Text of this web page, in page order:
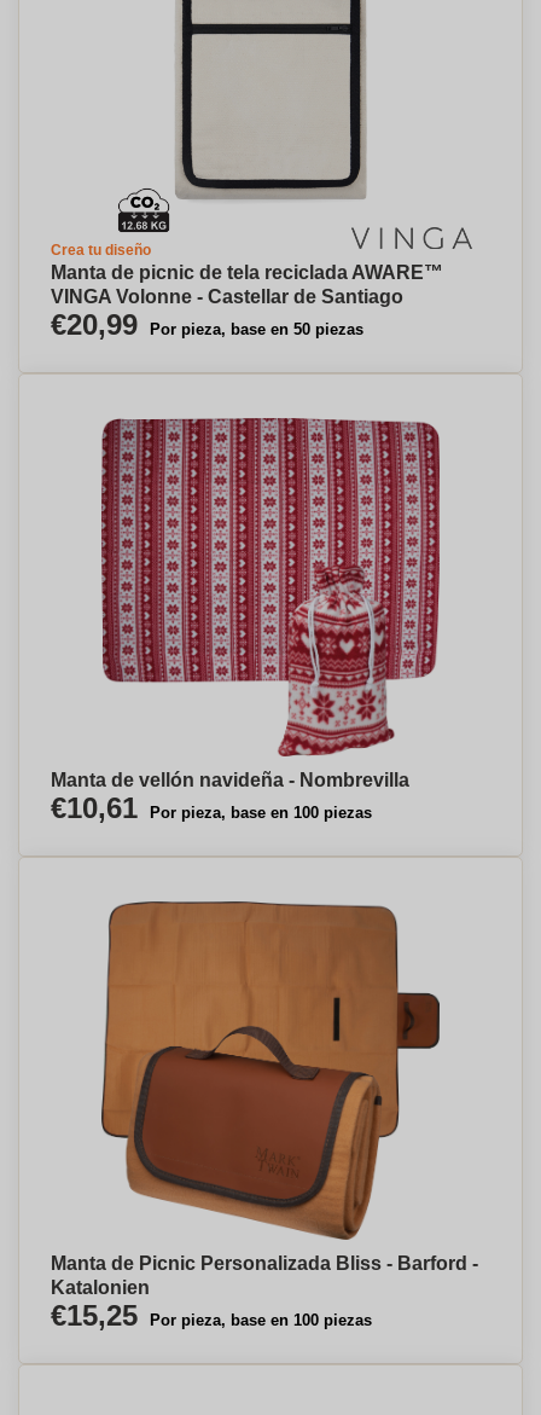
Crea tu diseño
Manta de picnic de tela reciclada AWARE™
VINGA Volonne - Castellar de Santiago
€20,99 Por pieza, base en 50 piezas
Manta de vellón navideña - Nombrevilla
€10,61 Por pieza, base en 100 piezas
Manta de Picnic Personalizada Bliss - Barford -
Katalonien
€15,25 Por pieza, base en 100 piezas